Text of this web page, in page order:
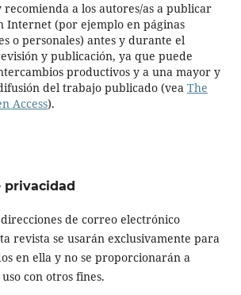
recomienda a los autores/as a publicar
Internet (por ejemplo en páginas
o personales) antes y durante el
y publicación, ya que puede
productivos y a una mayor y
del trabajo publicado (vea The
Access).
privacidad
de correo electrónico
revista se usarán exclusivamente para
en ella y no se proporcionarán a
con otros fines.